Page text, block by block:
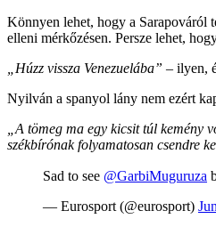
Könnyen lehet, hogy a Sarapováról
elleni mérkőzésen. Persze lehet,
„Húzz vissza Venezuelába” – ilyen,
Nyilván a spanyol lány nem ezért
„A tömeg ma egy kicsit túl kemény
székbírónak folyamatosan csendre
Sad to see @GarbiMuguruza
— Eurosport (@eurosport)